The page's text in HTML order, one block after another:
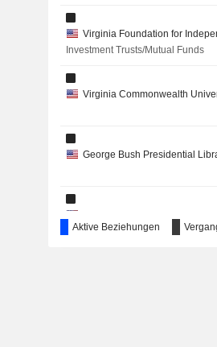
FIRST CAPITAL REAL
Virginia Foundation for
Investment Trusts/Mutual Funds
Virginia Commonwealth
George Bush Presidential
Movies/Entertainment
Aktive Beziehungen